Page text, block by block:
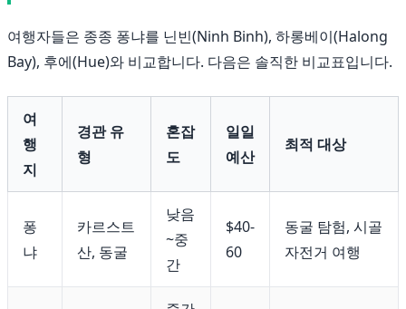
여행자들은 종종 퐁냐를 닌빈(Ninh Binh), 하롱베이(Halong
Bay), 후에(Hue)와 비교합니다. 다음은 솔직한 비교표입니다.
여
행
지
경관 유
형
혼잡
도
일일
예산
최적 대상
퐁
냐
카르스트
산, 동굴
낮음
~중
간
$40-
60
동굴 탐험, 시골
자전거 여행